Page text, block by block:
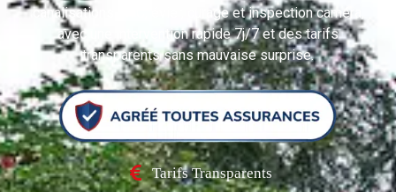
canalisations : WC, évier, curage et inspection caméra,
avec une intervention rapide 7j/7 et des tarifs
transparents sans mauvaise surprise.
Tarifs Transparents